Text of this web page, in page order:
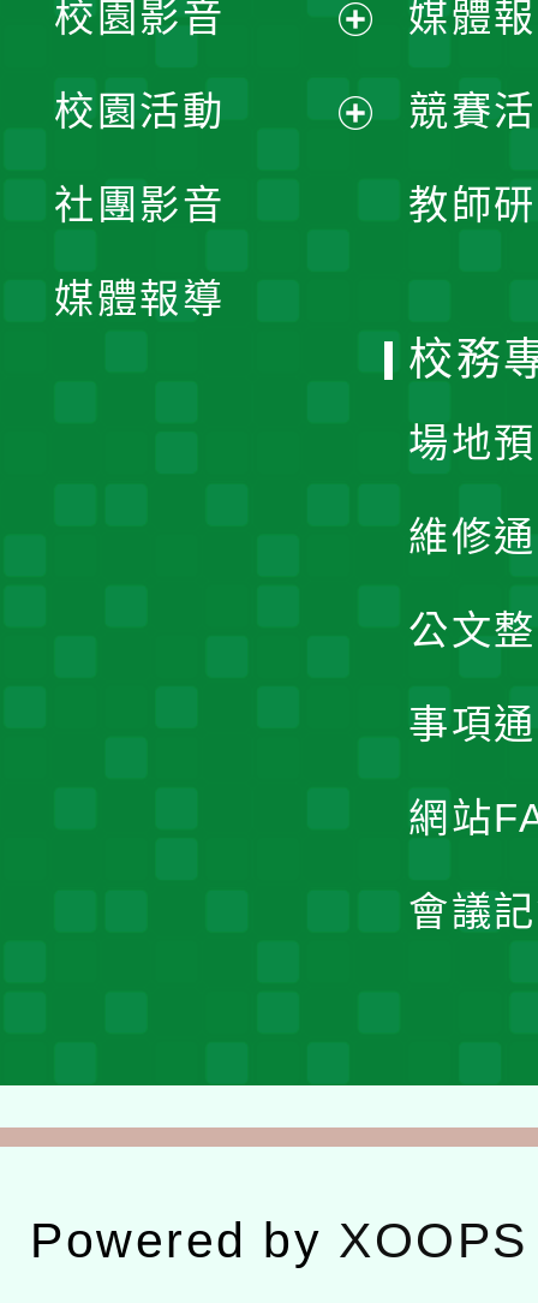
媒體
競賽
教師
校園影音
開
校園活動
社團影音
媒體報導
校務
場地
維修
公文
事項
網站
會議
Powered by XOOPS